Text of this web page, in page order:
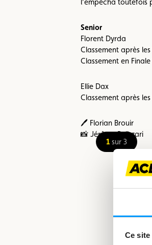
Ce
Senior
Florent Dyrda
Classement après
Classement en Finale
Ellie Dax
Classement après
🖊️ Florian Brouir
📸 Jérôme Pelizzari
1sur 3